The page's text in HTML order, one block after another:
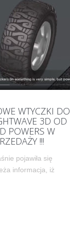
WTYCZKI DO
3D OD
POWERS W
!!!
pojawiła się
informacja, iż